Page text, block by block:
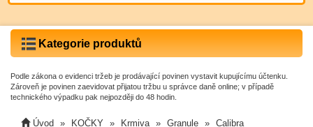
Kategorie produktů
Podle zákona o evidenci tržeb je prodávající povinen vystavit kupujícímu účtenku.
Zároveň je povinen zaevidovat přijatou tržbu u správce daně online; v případě
technického výpadku pak nejpozději do 48 hodin.
Úvod KOČKY Krmiva Granule
Calibra